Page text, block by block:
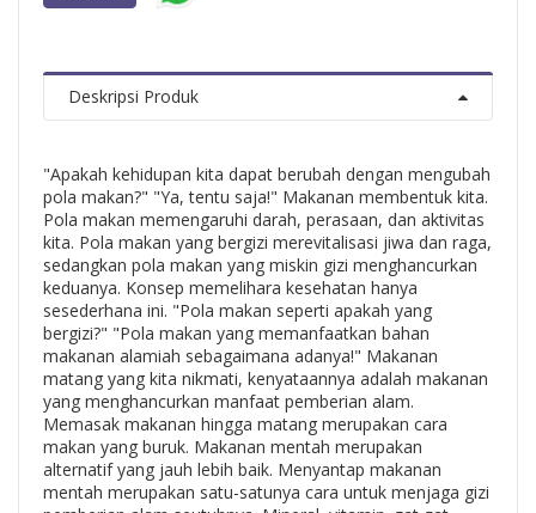
Deskripsi Produk
"Apakah kehidupan kita dapat berubah dengan mengubah
pola makan?" "Ya, tentu saja!" Makanan membentuk kita.
Pola makan memengaruhi darah, perasaan, dan aktivitas
kita. Pola makan yang bergizi merevitalisasi jiwa dan raga,
sedangkan pola makan yang miskin gizi menghancurkan
keduanya. Konsep memelihara kesehatan hanya
sesederhana ini. "Pola makan seperti apakah yang
bergizi?" "Pola makan yang memanfaatkan bahan
makanan alamiah sebagaimana adanya!" Makanan
matang yang kita nikmati, kenyataannya adalah makanan
yang menghancurkan manfaat pemberian alam.
Memasak makanan hingga matang merupakan cara
makan yang buruk. Makanan mentah merupakan
alternatif yang jauh lebih baik. Menyantap makanan
mentah merupakan satu-satunya cara untuk menjaga gizi